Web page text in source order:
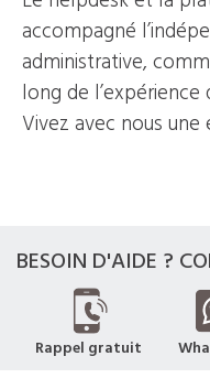
accompagné
administrative,
long de l’expérience
Vivez avec nous
BESOIN D'AIDE ?
Rappel gratuit